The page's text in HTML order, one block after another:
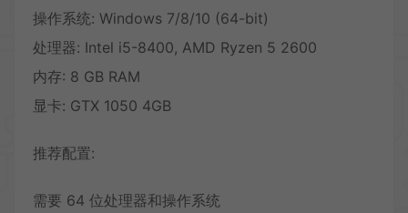
操作系统: Windows 7/8/10 (64-bit)
处理器: Intel i5-8400, AMD Ryzen 5 2600
内存: 8 GB RAM
显卡: GTX 1050 4GB
推荐配置:
需要 64 位处理器和操作系统